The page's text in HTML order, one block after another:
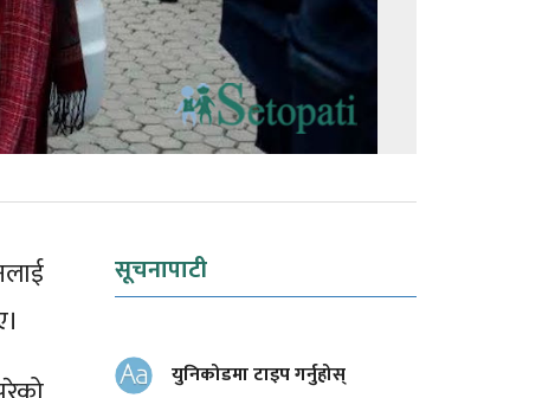
सूचनापाटी
युनिकोडमा टाइप गर्नुहोस्